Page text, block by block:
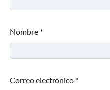
Nombre *
Correo electrónico *